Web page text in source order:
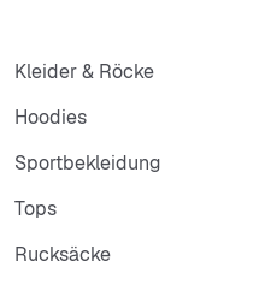
Kleider & Röcke
Hoodies
Sportbekleidung
Tops
Rucksäcke